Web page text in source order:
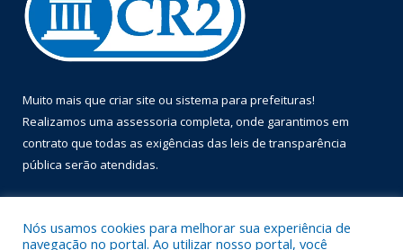
Muito mais que criar site ou sistema para prefeituras!
Realizamos uma assessoria completa, onde garantimos em
contrato que todas as exigências das leis de transparência
pública serão atendidas.
Nós usamos cookies para melhorar sua experiência de
navegação no portal. Ao utilizar nosso portal, você